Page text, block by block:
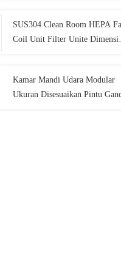
SUS304 Clean Room HEPA
Coil Unit Filter Unite Dimensi
Kamar Mandi Udara Modular
Ukuran Disesuaikan Pintu